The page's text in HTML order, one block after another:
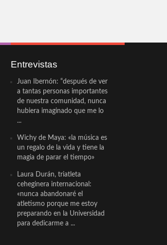
Entrevistas
Juan Ibernón: “después de ver
a tantas personas importantes
de nuestra comunidad, nunca
hubiera imaginado que me lo
...
Wichy de Maya: «la música es
un regalo de la vida y tiene la
magia de parar el tiempo»
Laura Durán, triatleta
ceheginera internacional:
«nunca abandonaré el
atletismo porque me estoy
preparando en la Universidad
para dedicarme a ...